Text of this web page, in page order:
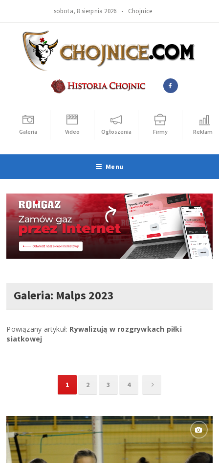
sobota, 8 sierpnia 2026 • Chojnice
Galeria Video Ogłoszenia Firmy Reklama
Menu
Galeria: Malps 2023
Powiązany artykuł: Rywalizują w rozgrywkach piłki
siatkowej
1 2 3 4